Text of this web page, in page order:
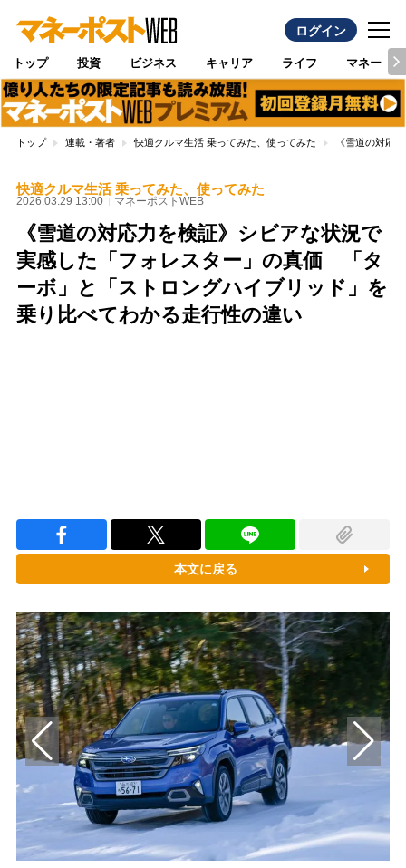
ログイン
トップ 投資 ビジネス キャリア ライフ マネー
トップ 連載・著者 快適クルマ生活 乗ってみた、使ってみた 《雪道の対応
快適クルマ生活 乗ってみた、使ってみた
2026.03.29 13:00 マネーポストWEB
《雪道の対応力を検証》シビアな状況で
実感した「フォレスター」の真価 「タ
ーボ」と「ストロングハイブリッド」を
乗り比べてわかる走行性の違い
本文に戻る